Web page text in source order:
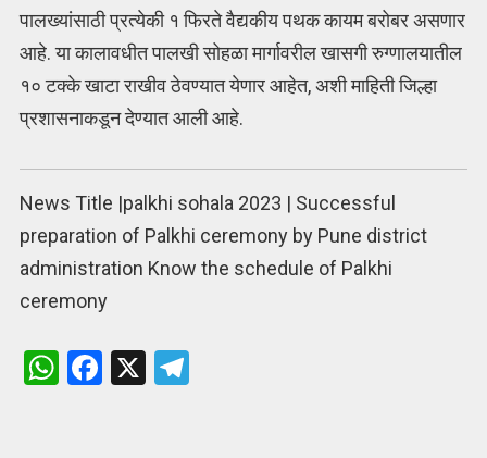
पालख्यांसाठी प्रत्येकी १ फिरते वैद्यकीय पथक कायम बरोबर असणार
आहे. या कालावधीत पालखी सोहळा मार्गावरील खासगी रुग्णालयातील
१० टक्के खाटा राखीव ठेवण्यात येणार आहेत, अशी माहिती जिल्हा
प्रशासनाकडून देण्यात आली आहे.
News Title |palkhi sohala 2023 | Successful
preparation of Palkhi ceremony by Pune district
administration Know the schedule of Palkhi
ceremony
W F X T